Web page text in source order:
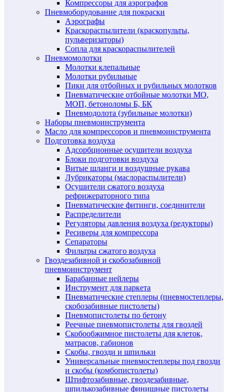
Компрессоры для аэрографов
Пневмоборудование для покраски
Аэрографы
Краскораспылители (краскопульты,
пульверизаторы)
Сопла для краскораспылителей
Пневмомолотки
Молотки клепальные
Молотки рубильные
Пики для отбойных и рубильных молотков
Пневматические отбойные молотки МО,
МОП, бетоноломы Б, БК
Пневмодолота (зубильные молотки)
Наборы пневмоинструмента
Масло для компрессоров и пневмоинструмента
Подготовка воздуха
Адсорбционные осушители воздуха
Блоки подготовки воздуха
Витые шланги и воздушные рукава
Лубрикаторы (маслораспылители)
Осушители сжатого воздуха
рефрижераторного типа
Пневматические фитинги, соединители
Распределители
Регуляторы давления воздуха (редукторы)
Ресиверы для компрессора
Сепараторы
Фильтры сжатого воздуха
Гвоздезабивной и скобозабивной
пневмоинструмент
Барабанные нейлеры
Инструмент для паркета
Пневматические степлеры (пневмостеплеры,
скобозабивные пистолеты)
Пневмопистолеты по бетону
Реечные пневмопистолеты для гвоздей
Скобообжимное пистолеты для клеток,
матрасов, габионов
Скобы, гвозди и шпильки
Универсальные пневмостеплеры под гвозди
и скобы (комбопистолеты)
Штифтозабивные, гвоздезабивные,
шпилькозабивные финишные пистолеты